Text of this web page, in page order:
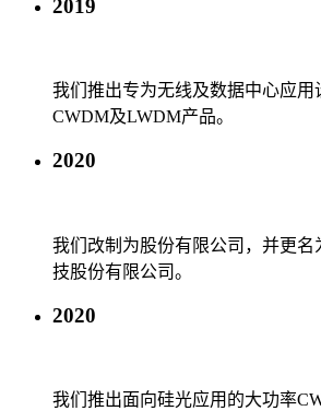
2019
我们推出专为无线及数据中心应用
CWDM及LWDM产品。
2020
我们改制为股份有限公司，并更名
技股份有限公司。
2020
我们推出面向硅光应用的大功率